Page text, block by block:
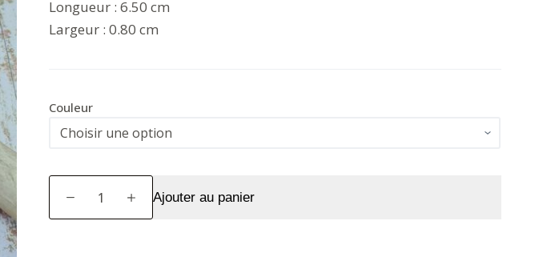
Longueur : 6.50 cm
Largeur : 0.80 cm
Couleur
Boucles
Ajouter au panier